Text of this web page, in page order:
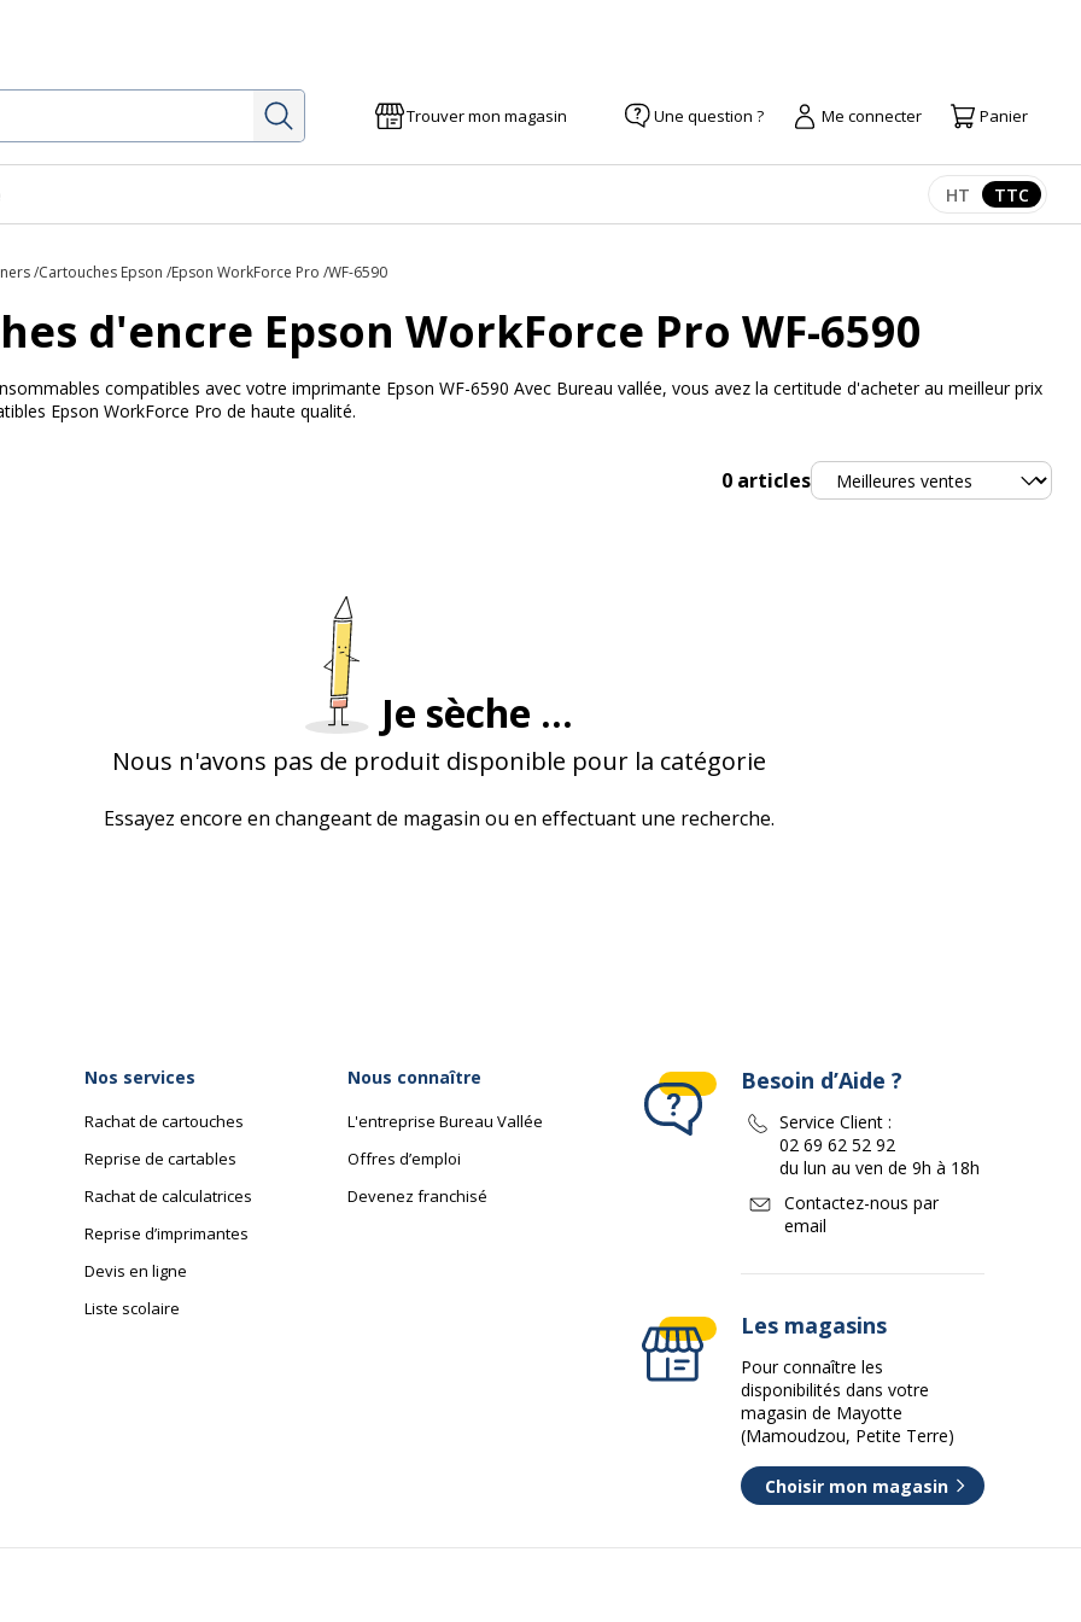
Rechercher Trouver mon magasin Une question ? Me connecter Panier
Afficher les
HT TTC
Cartouches Epson Epson WorkForce Pro WF-6590
d'encre Epson WorkForce Pro WF-6590
compatibles avec votre imprimante Epson WF-6590 Avec Bureau vallée, vous avez la certitude d'acheter au meilleur prix
Epson WorkForce Pro de haute qualité.
0 articlesTrier
Je sèche ...
Nous n'avons pas de produit disponible pour la catégorie
Essayez encore en changeant de magasin ou en effectuant une recherche.
Nos services
Rachat de cartouches
Reprise de cartables
Rachat de calculatrices
Reprise d’imprimantes
Devis en ligne
Liste scolaire
Nous connaître
L'entreprise Bureau Vallée
Offres d’emploi
Devenez franchisé
Besoin d’Aide ?
Service Client :
02 69 62 52 92
du lun au ven de 9h à 18h
Contactez-nous par
email
Les magasins
Pour connaître les
disponibilités dans votre
magasin de Mayotte
(Mamoudzou, Petite Terre)
Choisir mon magasin